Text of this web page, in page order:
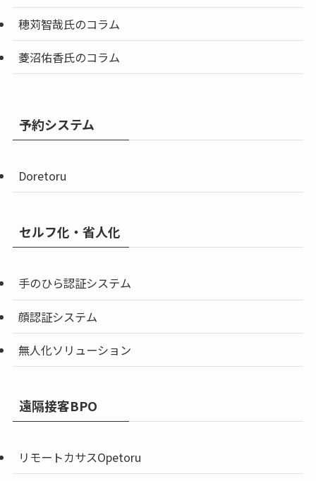
穂苅智哉氏のコラム
菱沼佑香氏のコラム
予約システム
Doretoru
セルフ化・省人化
手のひら認証システム
顔認証システム
無人化ソリューション
遠隔接客BPO
リモートカサスOpetoru